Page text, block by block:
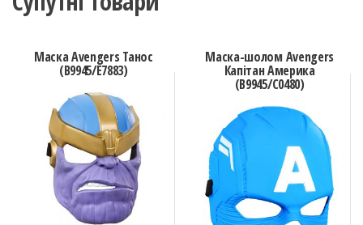
Маска Avengers Танос
(B9945/E7883)
Маска-шолом Avengers
Капітан Америка
(B9945/C0480)